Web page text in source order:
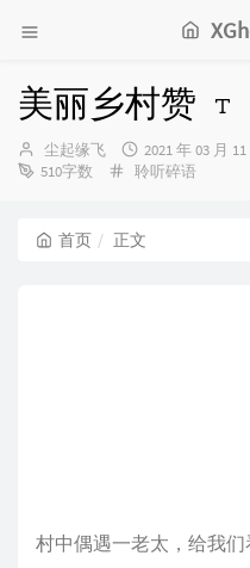
美丽乡村赞
博
主：
尘起缘飞
发
布
2021 年 03 月 11
510字数
分
聆听碎语
首页 正文
村中偶遇一老太，给我